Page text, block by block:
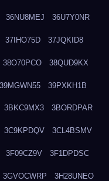
36NU8MEJ 36U7Y0NR
37IHO75D 37JQKID8
38O70PCO 38QUD9KX
39MGWN55 39PXKH1B
3BKC9MX3 3BORDPAR
3C9KPDQV 3CL4BSMV
3F09CZ9V 3F1DPDSC
3GVOCWRP 3H28UNEO